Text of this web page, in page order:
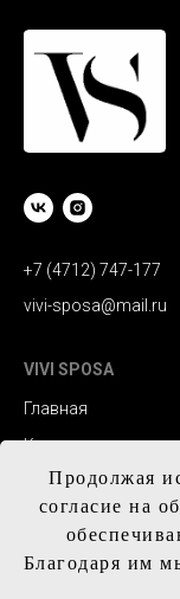
Продолжая
согласие на
Благодаря им
+7 (4712) 747-177
vivi-sposa@mail.ru
VIVI SPOSA
Главная
Каталог
Контакты